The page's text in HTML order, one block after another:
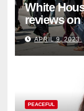
White
reviews
withdrawal
APRIL 9, 2023
PEACEFUL